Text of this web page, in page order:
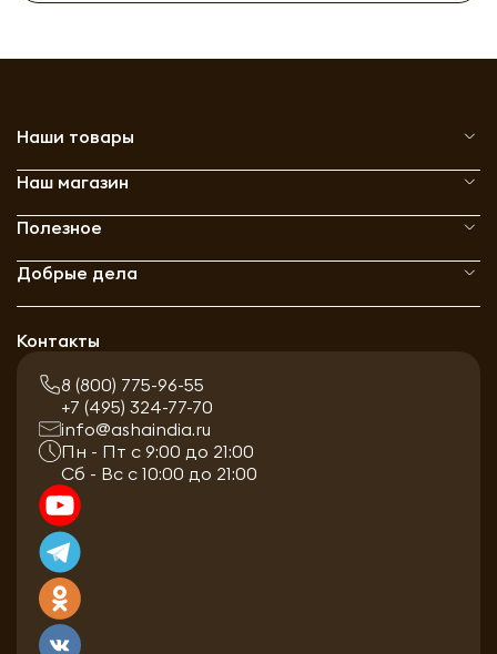
Наши товары
Наш магазин
Полезное
Добрые дела
Контакты
8 (800) 775-96-55
+7 (495) 324-77-70
info@ashaindia.ru
Пн - Пт с 9:00 до 21:00
Сб - Вс с 10:00 до 21:00